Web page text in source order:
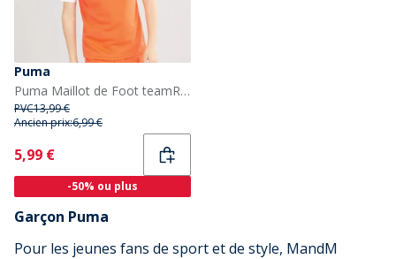
Puma
Puma Maillot de Foot teamRISE Garçon Orange
PVC13,99 €
Ancien prix:6,99 €
Current
5,99 €
-50% ou plus
Garçon Puma
Pour les jeunes fans de sport et de style, MandM